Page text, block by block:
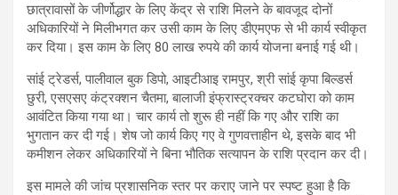
छात्रावासों के जीर्णोद्धार के लिए केंद्र से राशि मिलने के बावजूद दोनों
अधिकारियों ने मिलीभगत कर उसी काम के लिए डीएमएफ से भी कार्य स्वीकृत
कर दिया। इस काम के लिए 80 लाख रुपये की कार्य योजना बनाई गई थी।
सांई ट्रेडर्स, पालीवाल बुक डिपो, आइटीआइ रामपुर, श्री सांई कृपा बिल्डर्स
छुरी, एसएसए कंट्रक्शन चैतमा, बालाजी इंफ्रास्ट्रक्चर कटघोरा को काम
आवंटित किया गया था। चार कार्य तो शुरू ही नहीं कि गए और राशि का
भुगतान कर दी गई। शेष जो कार्य किए गए वे गुणवत्ताहीन थे, इसके बाद भी
कमीशन लेकर अधिकारियों ने बिना भौतिक सत्यापन के राशि प्रदान कर दी।
इस मामले की जांच प्रशासनिक स्तर पर कराए जाने पर स्पष्ट हुआ है कि